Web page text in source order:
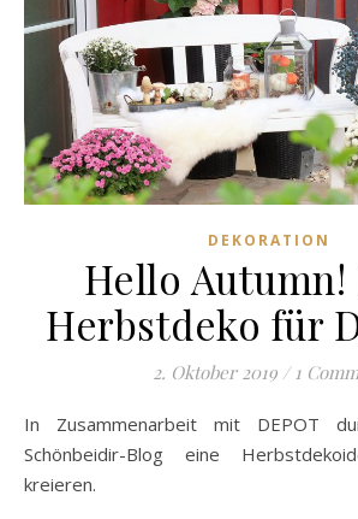
DEKORATION
Hello Autumn!
Herbstdeko für
2. Oktober 2019 / 1
In Zusammenarbeit mit DEPOT durfte ich für den
Schönbeidir-Blog eine
kreieren.